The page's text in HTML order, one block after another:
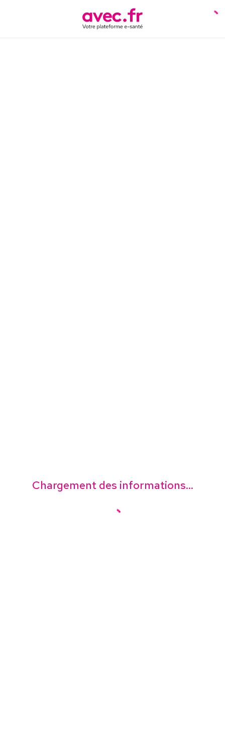
Chargement des informations...